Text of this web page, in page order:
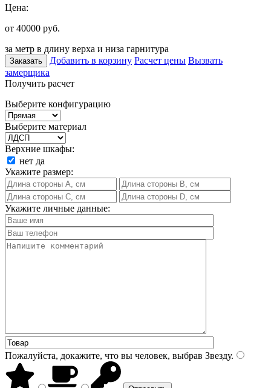
Цена:
от 40000 руб.
за метр в длину верха и низа гарнитура
Заказать Добавить в корзину Расчет цены Вызвать
замерщика
Получить расчет
Выберите конфигурацию
Выберите материал
Верхние шкафы:
нет да
Укажите размер:
Укажите личные данные:
Пожалуйста, докажите, что вы человек, выбрав Звезду.